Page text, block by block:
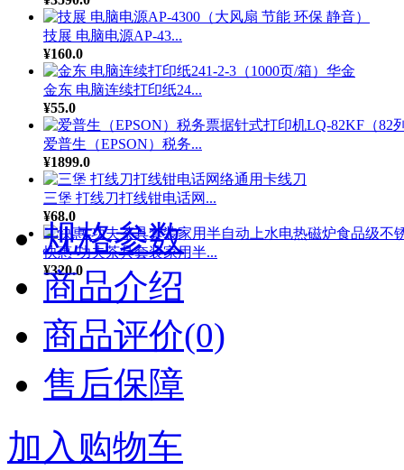
技展 电脑电源AP-43...
¥160.0
金东 电脑连续打印纸24...
¥55.0
爱普生（EPSON）税务...
¥1899.0
三堡 打线刀打线钳电话网...
¥68.0
快惠-功夫茶具套装家用半...
¥320.0
规格参数
商品介绍
商品评价(0)
售后保障
加入购物车